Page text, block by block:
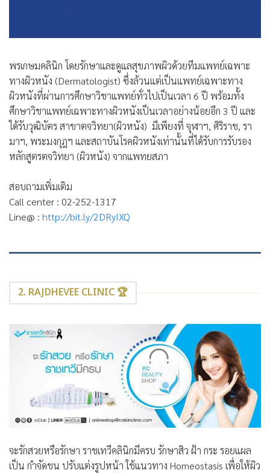
พรเกษมคลินิก โดยรักษาและดูแลสุขภาพผิวด้วยทีมแพทย์เฉพาะ
ทางผิวหนัง (Dermatologist) ซึ่งล้วนแต่เป็นแพทย์เฉพาะทาง
ผิวหนังที่ผ่านการศึกษาวิชาแพทย์ทั่วไปเป็นเวลา 6 ปี พร้อมทั้ง
ศึกษาวิชาแพทย์เฉพาะทางผิวหนังเป็นเวลาอย่างน้อยอีก 3 ปี และ
ได้รับวุฒิบัตร สาขาตจวิทยา(ผิวหนัง) มีเพียงที่ จุฬาฯ, ศิริราช, รา
มาฯ, พระมงกุฎฯ และสถาบันโรคผิวหนังเท่านั้นที่ได้รับการรับรอง
หลักสูตรตจวิทยา (ผิวหนัง) จากแพทยสภา
สอบถามเพิ่มเติม
Call center : 02-252-1317
Line@ : http://bit.ly/2DRyIXQ
2. RAJDHEVEE CLINIC 🏆
จะรักสวยหรือรักษา ราชเทวีคลินิกมีครบ รักษาสิว ฝ้า กระ รอยแผล
เป็น กำจัดขน ปรับแต่งรูปหน้า ใช้แนวทาง Homeostasis เพื่อให้ผิว